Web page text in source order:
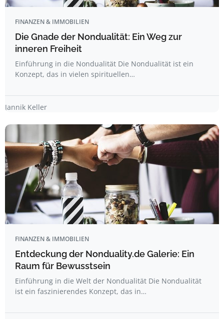
FINANZEN & IMMOBILIEN
Die Gnade der Nondualität: Ein Weg zur
inneren Freiheit
Einführung in die Nondualität Die Nondualität ist ein
Konzept, das in vielen spirituellen…
Jannik Keller
FINANZEN & IMMOBILIEN
Entdeckung der Nonduality.de Galerie: Ein
Raum für Bewusstsein
Einführung in die Welt der Nondualität Die Nondualität
ist ein faszinierendes Konzept, das in…